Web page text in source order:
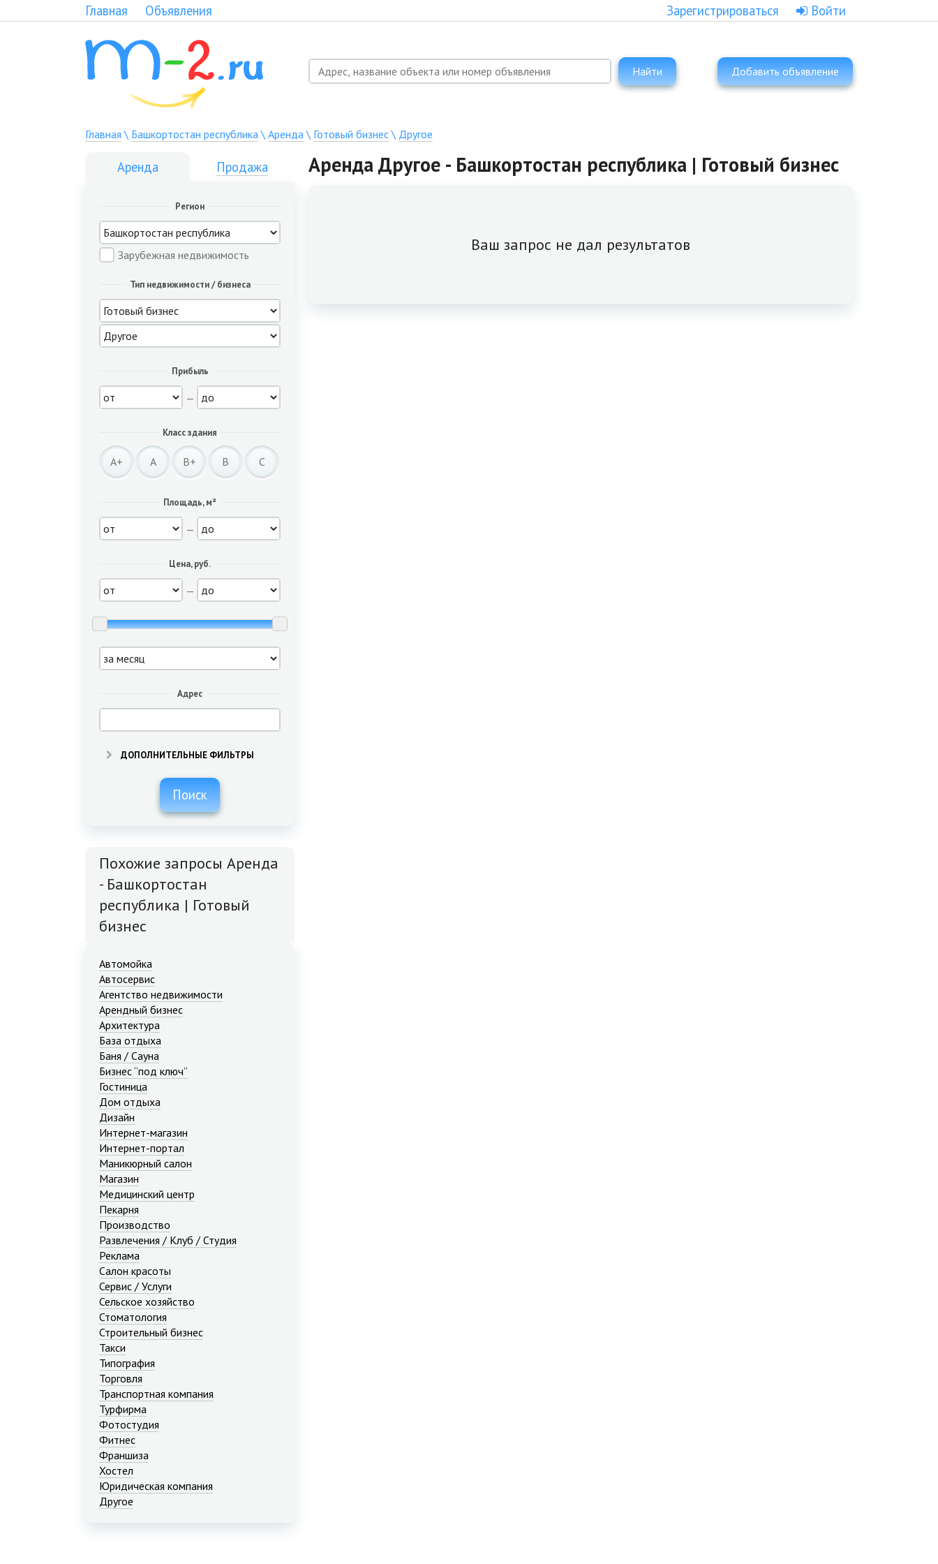
Главная Объявления Зарегистрироваться Войти
Найти Добавить объявление
Главная \ Башкортостан республика\ Аренда\ Готовый бизнес\ Другое
Аренда Продажа
Регион
Зарубежная недвижимость
Тип недвижимости / бизнеса
Прибыль
—
Класс здания
A+ A B+ B C
Площадь, м²
—
Цена, руб.
—
Адрес
ДОПОЛНИТЕЛЬНЫЕ ФИЛЬТРЫ
Поиск
Похожие запросы Аренда
- Башкортостан
республика | Готовый
бизнес
Автомойка
Автосервис
Агентство недвижимости
Арендный бизнес
Архитектура
База отдыха
Баня / Сауна
Бизнес “под ключ”
Гостиница
Дом отдыха
Дизайн
Интернет-магазин
Интернет-портал
Маникюрный салон
Магазин
Медицинский центр
Пекарня
Производство
Развлечения / Клуб / Студия
Реклама
Салон красоты
Сервис / Услуги
Сельское хозяйство
Стоматология
Строительный бизнес
Такси
Типография
Торговля
Транспортная компания
Турфирма
Фотостудия
Фитнес
Франшиза
Хостел
Юридическая компания
Другое
Аренда Другое - Башкортостан республика | Готовый бизнес
Ваш запрос не дал результатов